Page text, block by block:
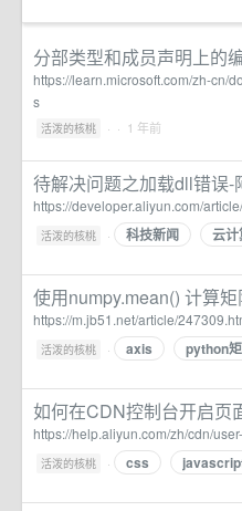
分部类型和成员声明上的
https://learn.microsoft.com/zh-cn/
s
活泼的核桃 · · 1 年前
待解决问题之加载dll错误-
https://developer.aliyun.com/
活泼的核桃 · 科技新闻 云计
使用numpy.mean() 计算
https://m.jb51.net/article/
活泼的核桃 · axis python
如何在CDN控制台开启页
https://help.aliyun.com/zh/cdn/
活泼的核桃 · css